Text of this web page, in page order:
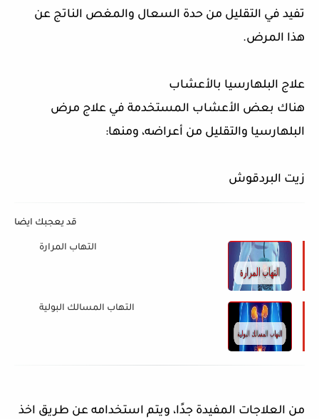
تفيد في التقليل من حدة السعال والمغص الناتج عن
هذا المرض.
علاج البلهارسيا بالأعشاب
هناك بعض الأعشاب المستخدمة في علاج مرض
البلهارسيا والتقليل من أعراضه، ومنها:
زيت البردقوش
قد يعجبك ايضا
التهاب المرارة
التهاب المسالك البولية
من العلاجات المفيدة جدًا، ويتم استخدامه عن طريق اخذ